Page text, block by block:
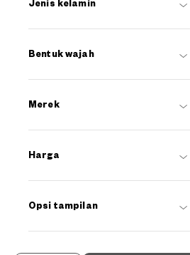
Jenis kelamin
Bentuk wajah
Merek
Harga
Opsi tampilan